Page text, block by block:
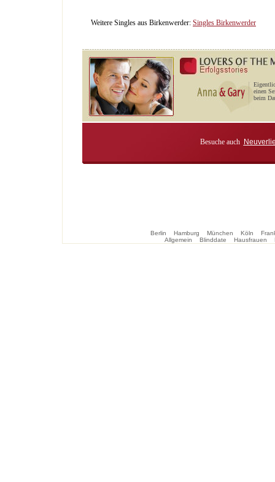
Weitere Singles aus Birkenwerder: Singles Birkenwerder
einen
beim
Besuche auch
Berlin Hamburg München Köln
Allgemein
Blinddate Hausfrauen